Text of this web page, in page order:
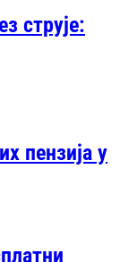
струје:
пензија у